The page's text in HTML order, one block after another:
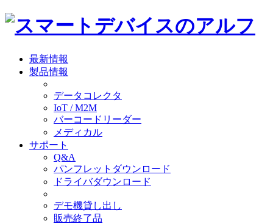
最新情報
製品情報
データコレクタ
IoT / M2M
バーコードリーダー
メディカル
サポート
Q&A
パンフレットダウンロード
ドライバダウンロード
デモ機貸し出し
販売終了品